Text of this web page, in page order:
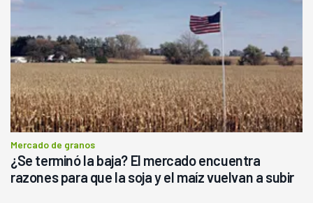
Mercado de granos
¿Se terminó la baja? El mercado encuentra
razones para que la soja y el maíz vuelvan a subir